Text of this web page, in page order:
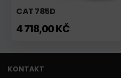
CAT 785D
4 718,00 KČ
KONTAKT